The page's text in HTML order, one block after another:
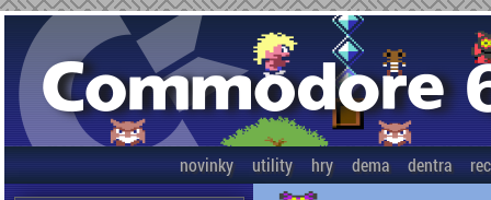
novinky utility hry dema dentra